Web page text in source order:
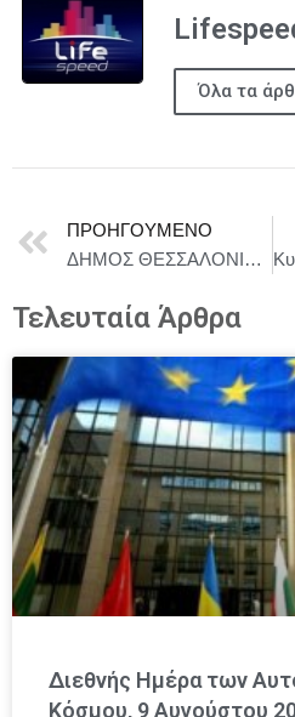
Όλα τα
ΠΡΟΗΓΟΎΜΕΝΟ
ΔΗΜΟΣ ΘΕΣΣΑΛΟΝΙΚΗΣ : Η Δ΄ Κοινότητα ανοίγει την αυλαία των Χριστουγέννων με μια λαμπερή γιορτινή εκδήλωση για τη φωταγώγηση του Χριστουγεννιάτικου δέντρου
Τελευταία Άρθρα
Διεθνής Ημέρα των
Κόσμου, 9 Αυγούστου